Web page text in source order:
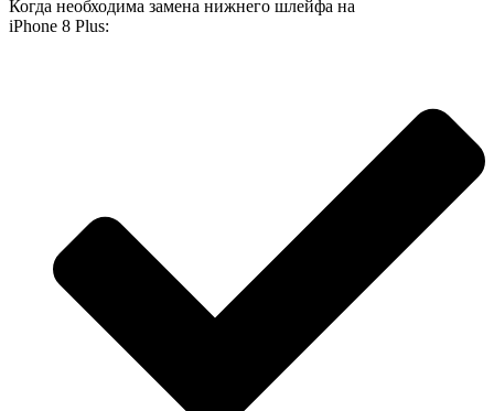
Когда необходима замена нижнего шлейфа на
iPhone 8 Plus: